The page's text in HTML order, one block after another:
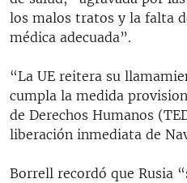
los malos tratos y la falta
médica adecuada”.
“La UE reitera su
cumpla la medida
de Derechos Humanos
liberación inmediata de
Borrell recordó que Rusia